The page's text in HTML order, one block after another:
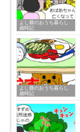
よし爺のおうち暮らし
歳時記
よし爺のおうち暮らし
歳時記